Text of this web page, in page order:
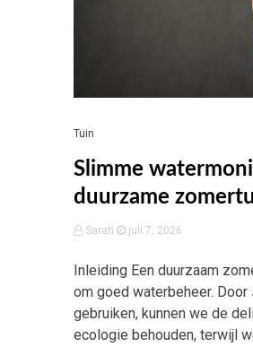
Tuin
Slimme
duurzame
Sarah juli 7, 2026
Inleiding Een duurzaam
om goed waterbeheer.
gebruiken, kunnen we de
ecologie behouden, terwijl